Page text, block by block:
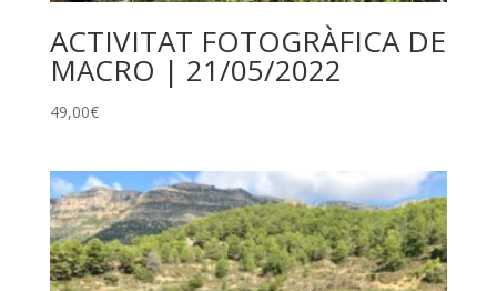
ACTIVITAT FOTOGRÀFICA DE
MACRO | 21/05/2022
49,00€